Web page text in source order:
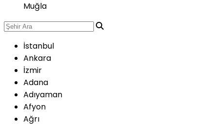
Muğla
İstanbul
Ankara
İzmir
Adana
Adıyaman
Afyon
Ağrı